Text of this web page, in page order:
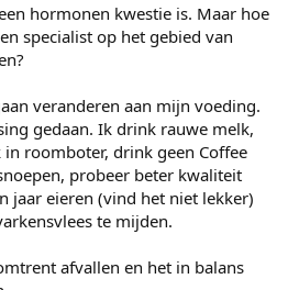
hormonen kwestie is. Maar hoe
specialist op het gebied van
veranderen aan mijn voeding.
gedaan. Ik drink rauwe melk,
roomboter, drink geen Coffee
probeer beter kwaliteit
jaar eieren (vind het niet lekker)
te mijden.
afvallen en het in balans